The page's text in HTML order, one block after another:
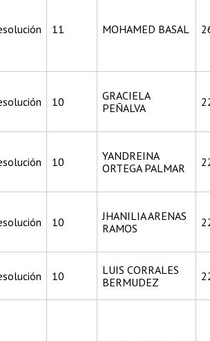
11 MOHAMED BASAL
10
GRACIELA
PEÑALVA
10
YANDREINA
ORTEGA PALMAR
10
JHANILIA ARENAS
RAMOS
10
LUIS CORRALES
BERMUDEZ